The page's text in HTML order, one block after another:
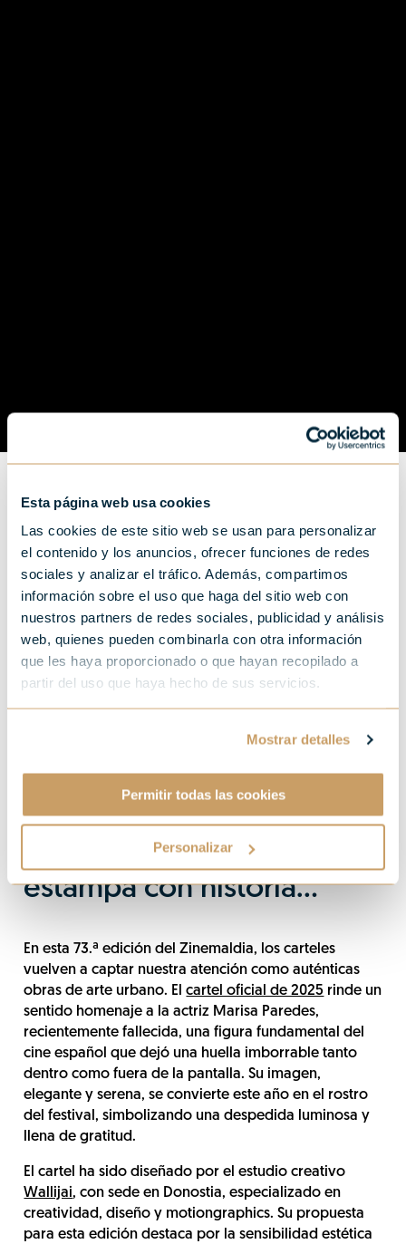
Esta página web usa cookies
Las cookies de este sitio web se usan para personalizar
el contenido y los anuncios, ofrecer funciones de redes
sociales y analizar el tráfico. Además, compartimos
información sobre el uso que haga del sitio web con
nuestros partners de redes sociales, publicidad y análisis
web, quienes pueden combinarla con otra información
que les haya proporcionado o que hayan recopilado a
partir del uso que haya hecho de sus servicios.
Mostrar detalles
Permitir todas las cookies
Personalizar
Cartel 73 SSIFF
Carteles de este año: una
estampa con historia…
En esta 73.ª edición del Zinemaldia, los carteles
vuelven a captar nuestra atención como auténticas
obras de arte urbano. Elcartel oficial de 2025 rinde un
sentido homenaje a la actriz Marisa Paredes,
recientemente fallecida, una figura fundamental del
cine español que dejó una huella imborrable tanto
dentro como fuera de la pantalla. Su imagen,
elegante y serena, se convierte este año en el rostro
del festival, simbolizando una despedida luminosa y
llena de gratitud.
El cartel ha sido diseñado por el estudio creativo
Wallijai, con sede en Donostia, especializado en
creatividad, diseño y motiongraphics. Su propuesta
para esta edición destaca por la sensibilidad estética